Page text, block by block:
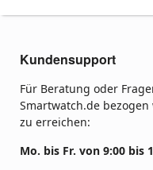
Kundensupport
Für Beratung oder
Smartwatch.de
zu erreichen:
Mo. bis Fr. von 9:00 bis